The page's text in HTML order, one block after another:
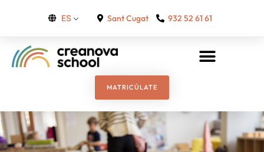
ES Sant Cugat 932 52 61 61
MATRICÚLATE